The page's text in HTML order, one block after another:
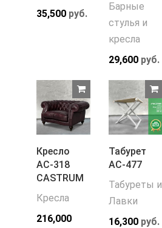
35,500 руб.
Барные
стулья и
кресла
29,600 руб.
Кресло
АС-318
CASTRUM
Кресла
216,000
Табурет
АС-477
Табуреты и
Лавки
16,300 руб.